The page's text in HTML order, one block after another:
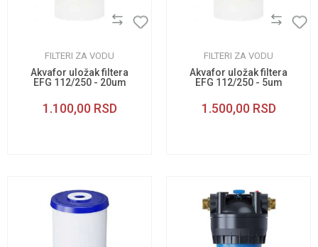
FILTERI ZA VODU
Akvafor uložak filtera
EFG 112/250 - 20um
1.100,00 RSD
FILTERI ZA VODU
Akvafor uložak filtera
EFG 112/250 - 5um
1.500,00 RSD